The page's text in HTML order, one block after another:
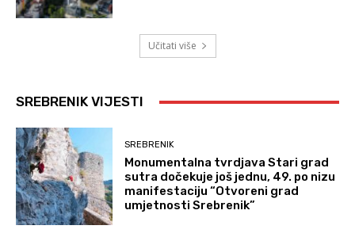
Učitati više
SREBRENIK VIJESTI
SREBRENIK
Monumentalna tvrdjava Stari grad
sutra dočekuje još jednu, 49. po nizu
manifestaciju “Otvoreni grad
umjetnosti Srebrenik”